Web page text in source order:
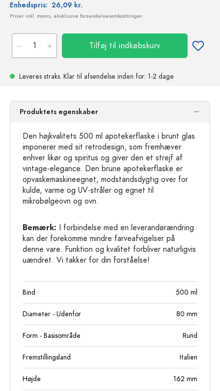
Enhedspris: 26,09 kr.
Priser inkl. moms, eksklusive forsendelsesomkostninger
Tilføj til indkøbskurv
Leveres straks. Klar til afsendelse inden for: 1-2 dage
Produktets egenskaber
Den højkvalitets 500 ml apotekerflaske i brunt glas
imponerer med sit retrodesign, som fremhæver
enhver likør og spiritus og giver den et strejf af
vintage-elegance. Den brune apotekerflaske er
opvaskemaskineegnet, modstandsdygtig over for
kulde, varme og UV-stråler og egnet til
mikrobølgeovn og ovn.
Bemærk: I forbindelse med en leverandørændring
kan der forekomme mindre farveafvigelser på
denne vare. Funktion og kvalitet forbliver naturligvis
uændret. Vi takker for din forståelse!
Bind 500 ml
Diameter - Udenfor 80 mm
Form - Basisområde Rund
Fremstillingsland Italien
Højde 162 mm